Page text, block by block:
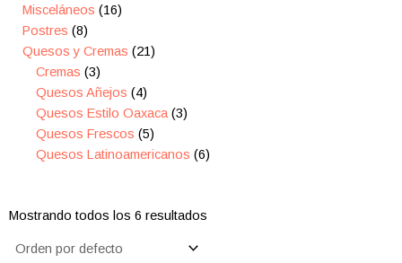
Misceláneos 16
Postres 8
Quesos y Cremas 21
Cremas 3
Quesos Añejos 4
Quesos Estilo Oaxaca 3
Quesos Frescos 5
Quesos Latinoamericanos 6
Mostrando todos los 6 resultados